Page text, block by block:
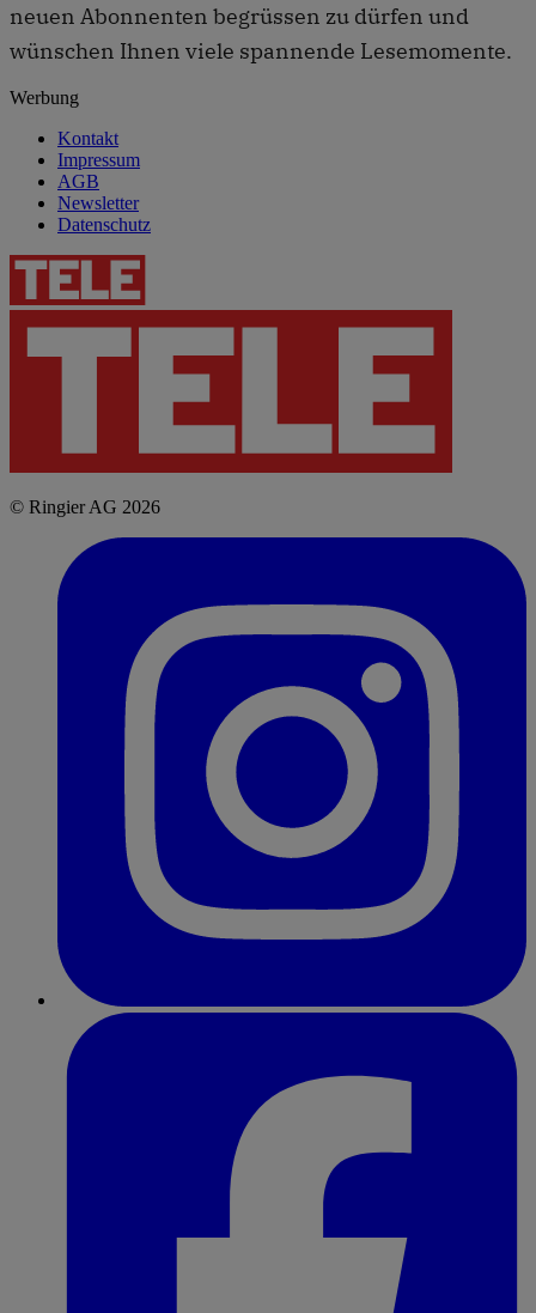
neuen Abonnenten begrüssen zu dürfen und
wünschen Ihnen viele spannende Lesemomente.
Werbung
Kontakt
Impressum
AGB
Newsletter
Datenschutz
© Ringier AG 2026